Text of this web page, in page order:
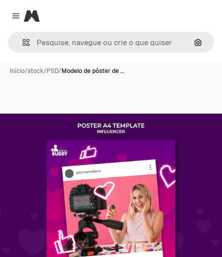
Close menu
Magnific
Início/stock/PSD/Modelo de pôster de …